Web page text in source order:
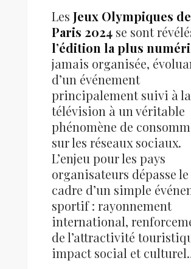
Les Jeux Olympiques de
Paris 2024se sont
l’édition la plus
jamais organisée,
d’un événement
principalement suivi à la
télévision à un véritable
phénomène de
sur les réseaux sociaux.
L’enjeu pour les pays
organisateurs dépasse le
cadre d’un simple
sportif : rayonnement
international,
de l’attractivité
impact social et